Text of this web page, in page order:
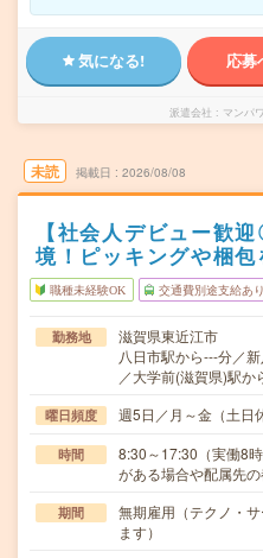
気になる! 応募
派遣会社 マンパ
未読 掲載日 2026/08/08
【社会人デビュー歓
境！ピッキングや梱包
職種未経験OK 交通費別途支給あり
勤務地
滋賀県東近江市
八日市駅から---分／
／大学前(滋賀県)駅
曜日頻度 週5日／月～金（土日
時間
8:30～17:30（実働8
がある場合や配属先
期間
無期雇用（テクノ・
ます）